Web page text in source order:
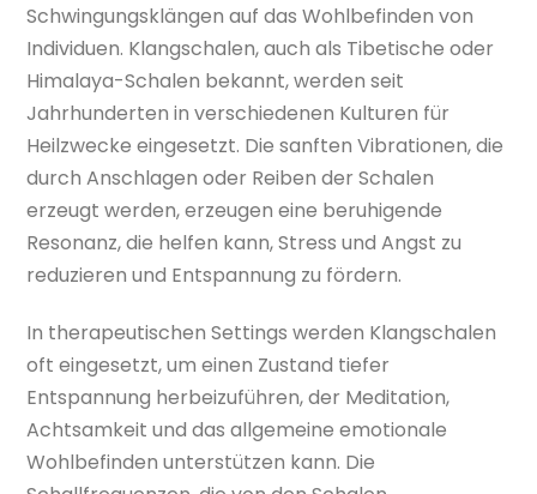
Schwingungsklängen auf das Wohlbefinden von
Individuen. Klangschalen, auch als Tibetische oder
Himalaya-Schalen bekannt, werden seit
Jahrhunderten in verschiedenen Kulturen für
Heilzwecke eingesetzt. Die sanften Vibrationen, die
durch Anschlagen oder Reiben der Schalen
erzeugt werden, erzeugen eine beruhigende
Resonanz, die helfen kann, Stress und Angst zu
reduzieren und Entspannung zu fördern.
In therapeutischen Settings werden Klangschalen
oft eingesetzt, um einen Zustand tiefer
Entspannung herbeizuführen, der Meditation,
Achtsamkeit und das allgemeine emotionale
Wohlbefinden unterstützen kann. Die